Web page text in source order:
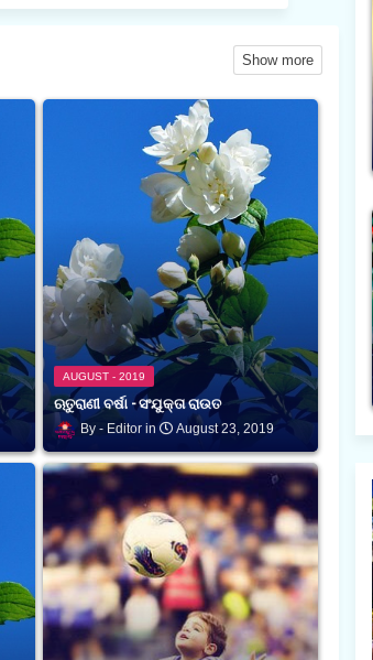
Show more
AUGUST - 2019
ଋତୁରାଣୀ ବର୍ଷା - ସଂଯୁକ୍ତା ରାଉତ
Editor August 23, 2019